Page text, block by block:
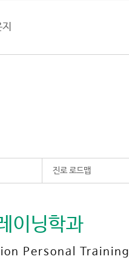
진로 로드맵
이닝학과
Personal Training